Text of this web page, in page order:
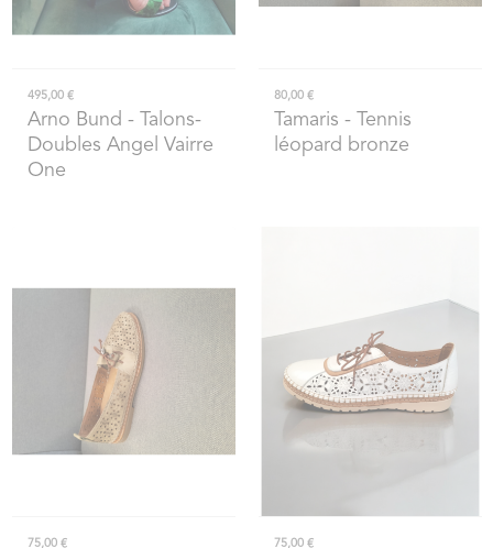
495,00 €
Arno Bund - Talons-
Doubles Angel Vairre
One
80,00 €
Tamaris - Tennis
léopard bronze
75,00 € 75,00 €